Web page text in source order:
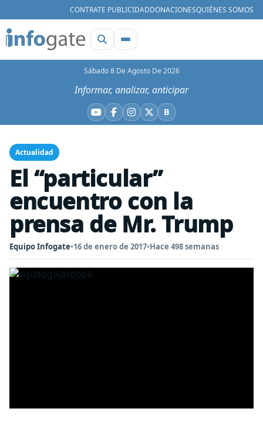
CONTRATE PUBLICIDADDONACIONESQUIÉNES SOMOS
Sábado 8 De Agosto De 2026
Informar, analizar, anticipar
YouTube
Facebook
Instagram
X BBluesky
Actualidad
El “particular”
encuentro con la
prensa de Mr. Trump
Equipo Infogate•16 de enero de 2017•Hace 498 semanas